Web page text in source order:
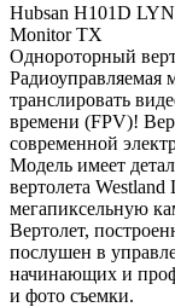
Hubsan H101D
Monitor TX
Однороторный
Радиоуправляемая
транслировать
времени (FPV)!
современной
Модель имеет
вертолета
мегапиксельную
Вертолет,
послушен в
начинающих и
и фото съемки.